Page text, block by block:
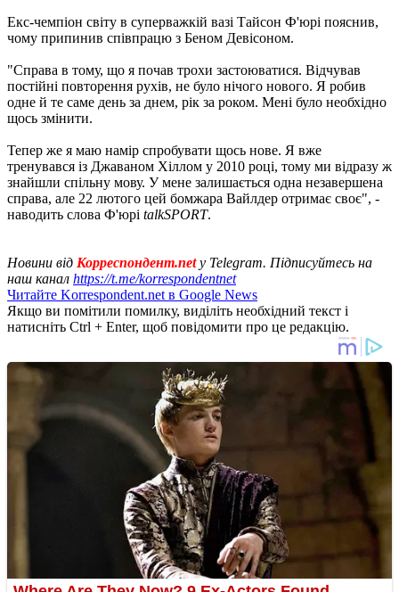
Екс-чемпіон світу в суперважкій вазі Тайсон Ф'юрі пояснив,
чому припинив співпрацю з Беном Девісоном.
"Справа в тому, що я почав трохи застоюватися. Відчував
постійні повторення рухів, не було нічого нового. Я робив
одне й те саме день за днем, рік за роком. Мені було необхідно
щось змінити.
Тепер же я маю намір спробувати щось нове. Я вже
тренувався із Джаваном Хіллом у 2010 році, тому ми відразу ж
знайшли спільну мову. У мене залишається одна незавершена
справа, але 22 лютого цей бомжара Вайлдер отримає своє", -
наводить слова Ф'юрі talkSPORT.
Новини від Корреспондент.netу Telegram. Підписуйтесь на
наш канал https://t.me/korrespondentnet
Читайте Korrespondent.net в Google News
Якщо ви помітили помилку, виділіть необхідний текст і
натисніть Ctrl + Enter, щоб повідомити про це редакцію.